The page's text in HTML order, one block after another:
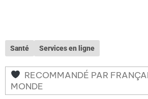
Santé Services en ligne
RECOMMANDÉ PAR
MONDE